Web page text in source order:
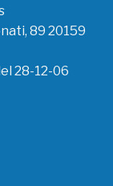
89 20159
28-12-06